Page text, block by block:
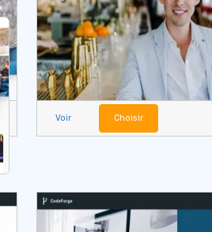
Voir Choisir